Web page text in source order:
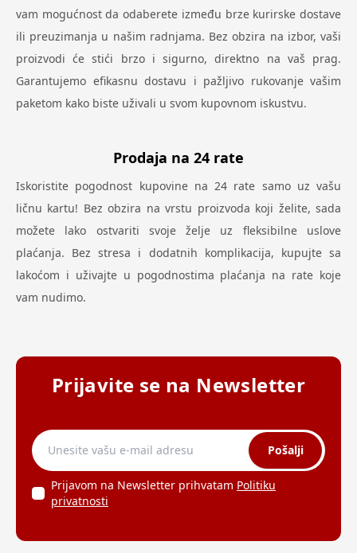
vam mogućnost da odaberete između brze kurirske dostave
ili preuzimanja u našim radnjama. Bez obzira na izbor, vaši
proizvodi će stići brzo i sigurno, direktno na vaš prag.
Garantujemo efikasnu dostavu i pažljivo rukovanje vašim
paketom kako biste uživali u svom kupovnom iskustvu.
Prodaja na 24 rate
Iskoristite pogodnost kupovine na 24 rate samo uz vašu
ličnu kartu! Bez obzira na vrstu proizvoda koji želite, sada
možete lako ostvariti svoje želje uz fleksibilne uslove
plaćanja. Bez stresa i dodatnih komplikacija, kupujte sa
lakoćom i uživajte u pogodnostima plaćanja na rate koje
vam nudimo.
Prijavite se na Newsletter
Pošalji
Prijavom na Newsletter prihvatam Politiku
privatnosti